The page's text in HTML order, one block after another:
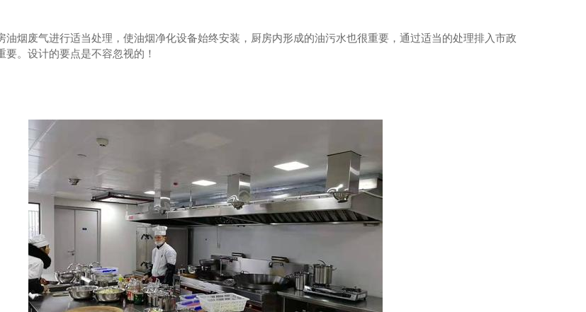
油烟废气进行适当处理，使油烟净化设备始终安装，厨房内形成的油污水也很重要，通过适当的处理排入市政
要。设计的要点是不容忽视的！